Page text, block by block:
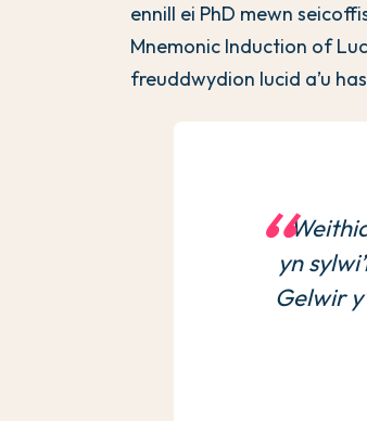
ennill ei PhD mewn
Mnemonic Induction of
freuddwydion lucid a’u
yn
Gelwir